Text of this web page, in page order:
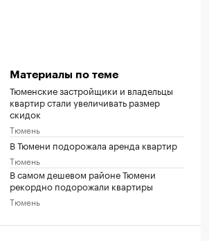
Материалы по теме
Тюменские застройщики и владельцы
квартир стали увеличивать размер
скидок
Тюмень
В Тюмени подорожала аренда квартир
Тюмень
В самом дешевом районе Тюмени
рекордно подорожали квартиры
Тюмень